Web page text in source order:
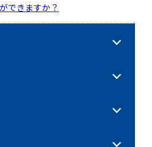
できますか？